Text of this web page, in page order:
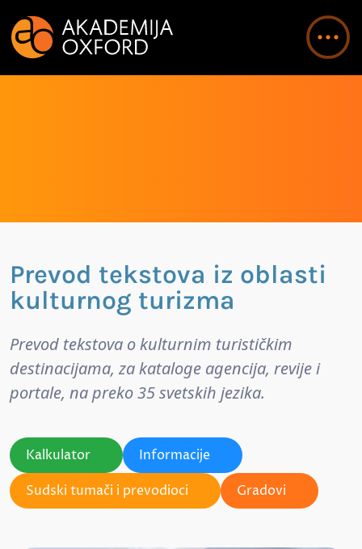
Prevod tekstova iz oblasti
kulturnog turizma
Prevod tekstova o kulturnim turističkim
destinacijama, za kataloge agencija, revije i
portale, na preko 35 svetskih jezika.
Kalkulator
Informacije
Sudski tumači i prevodioci
Gradovi